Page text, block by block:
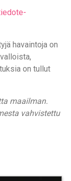
havaintoja on
on tullut
maailman.
vahvistettu